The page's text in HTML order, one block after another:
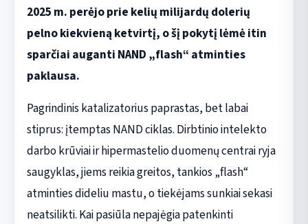
2025 m. perėjo prie kelių milijardų dolerių
pelno kiekvieną ketvirtį, o šį pokytį lėmė itin
sparčiai auganti NAND „flash“ atminties
paklausa.
Pagrindinis katalizatorius paprastas, bet labai
stiprus: įtemptas NAND ciklas. Dirbtinio intelekto
darbo krūviai ir hipermastelio duomenų centrai ryja
saugyklas, jiems reikia greitos, tankios „flash“
atminties dideliu mastu, o tiekėjams sunkiai sekasi
neatsilikti. Kai pasiūla nepajėgia patenkinti